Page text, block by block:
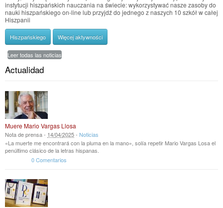
instytucji hiszpańskich nauczania na świecie: wykorzystywać nasze zasoby do
nauki hiszpańskiego on-line lub przyjdź do jednego z naszych 10 szkół w całej
Hiszpanii
Hiszpańskiego Więcej aktywności
Leer todas las noticias
Actualidad
Muere Mario Vargas Llosa
Nota de prensa - 14/04/2025- Noticias
«La muerte me encontrará con la pluma en la mano», solía repetir Mario Vargas Losa el
penúltimo clásico de la letras hispanas.
0 Comentarios